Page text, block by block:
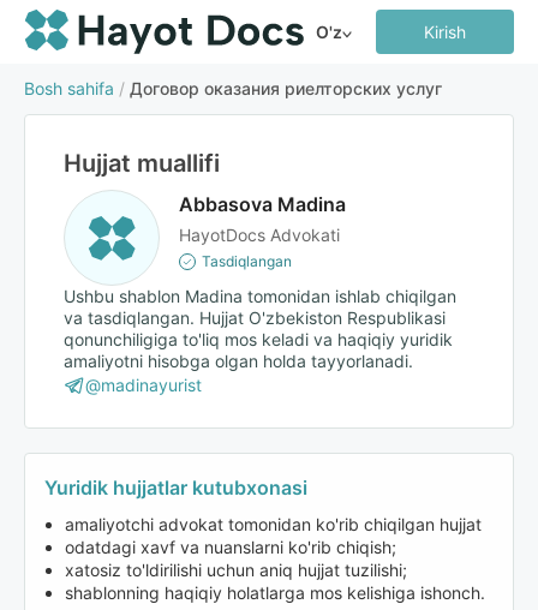
O'z Kirish
Bosh sahifa / Договор оказания риелторских услуг
Hujjat muallifi
Abbasova Madina
HayotDocs Advokati
Tasdiqlangan
Ushbu shablon Madina tomonidan ishlab chiqilgan
va tasdiqlangan. Hujjat O'zbekiston Respublikasi
qonunchiligiga to'liq mos keladi va haqiqiy yuridik
amaliyotni hisobga olgan holda tayyorlanadi.
@madinayurist
Yuridik hujjatlar kutubxonasi
amaliyotchi advokat tomonidan ko'rib chiqilgan hujjat
odatdagi xavf va nuanslarni ko'rib chiqish;
xatosiz to'ldirilishi uchun aniq hujjat tuzilishi;
shablonning haqiqiy holatlarga mos kelishiga ishonch.